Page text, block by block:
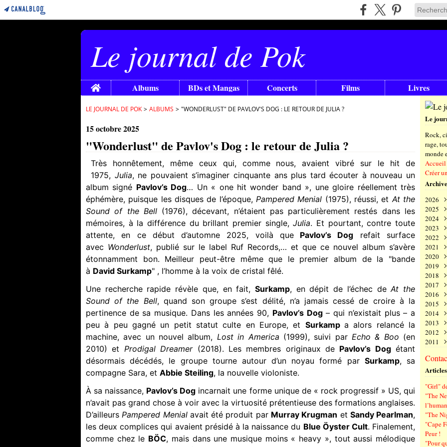
Le journal de Pok
Home Albums BDs et Mangas Concerts Films Livres
LE JOURNAL DE POK > ALBUMS > "WONDERLUST" DE PAVLOV'S DOG : LE RETOUR DE JULIA ?
15 octobre 2025
"Wonderlust" de Pavlov's Dog : le retour de Julia ?
Très honnêtement, même ceux qui, comme nous, avaient vibré sur le hit de
1975, Julia, ne pouvaient s’imaginer cinquante ans plus tard écouter à nouveau un
album signé Pavlov’s Dog… Un « one hit wonder band », une gloire réellement très
éphémère, puisque les disques de l’époque, Pampered Menial (1975), réussi, et At the
Sound of the Bell (1976), décevant, n’étaient pas particulièrement restés dans les
mémoires, à la différence du brillant premier single, Julia. Et pourtant, contre toute
attente, en ce début d’automne 2025, voilà que
Pavlov’s Dog
refait surface
avec Wonderlust, publié sur le label Ruf Records,… et que ce nouvel album s’avère
étonnamment bon. Meilleur peut-être même que le premier album de la "bande
à David Surkamp" , l’homme à la voix de cristal fêlé.
Une recherche rapide révèle que, en fait, Surkamp, en dépit de l’échec de At the
Sound of the Bell, quand son groupe s’est délité, n’a jamais cessé de croire à la
pertinence de sa musique. Dans les années 90, Pavlov’s Dog – qui n’existait plus – a
peu à peu gagné un petit statut culte en Europe, et Surkamp a alors relancé la
machine, avec un nouvel album, Lost in America (1999), suivi par Echo & Boo (en
2010) et Prodigal Dreamer (2018). Les membres originaux de Pavlov’s Dog étant
désormais décédés, le groupe tourne autour d’un noyau formé par Surkamp, sa
compagne Sara, et Abbie Steiling, la nouvelle violoniste.
À sa naissance, Pavlov’s Dog incarnait une forme unique de « rock progressif » US, qui
n’avait pas grand chose à voir avec la virtuosité prétentieuse des formations anglaises.
D’ailleurs Pampered Menial avait été produit par Murray Krugman et Sandy Pearlman,
les deux complices qui avaient présidé à la naissance du Blue Öyster Cult. Finalement,
comme chez le BÖC, mais dans une musique moins « heavy », tout aussi mélodique
Le
Rock,
rage,
monde
Créer
2026
Août
Juillet
Juin
Mai
Avril
Mars
2025
Août
Juillet
Juin
Mai
Avril
Mars
2024
Août
Juillet
Juin
Mai
Avril
Mars
2023
Août
Juillet
Juin
Mai
Avril
Mars
2022
Août
Juillet
Juin
Mai
Avril
Mars
2021
Août
Juillet
Juin
Mai
Avril
Mars
2020
Août
Juillet
Juin
Mai
Avril
2019
Août
Juillet
Juin
Mai
2018
Août
Juillet
Juin
Mars
2017
Août
Juillet
Mai
Avril
2016
Août
Juin
Mai
2015
Juin
Mai
2014
Juin
Mai
2013
Août
Juin
Mai
2012
Juin
Mai
2011
"Girl"
"The
"The
"Cape
Peur !
"Pour